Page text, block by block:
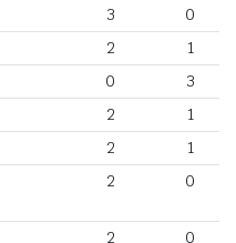
3
0
2
1
0
3
2
1
2
1
2 0
2 0